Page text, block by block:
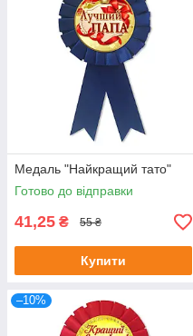
Медаль "Найкращий тато"
Готово до відправки
41,25 ₴ 55 ₴
Купити
–10%